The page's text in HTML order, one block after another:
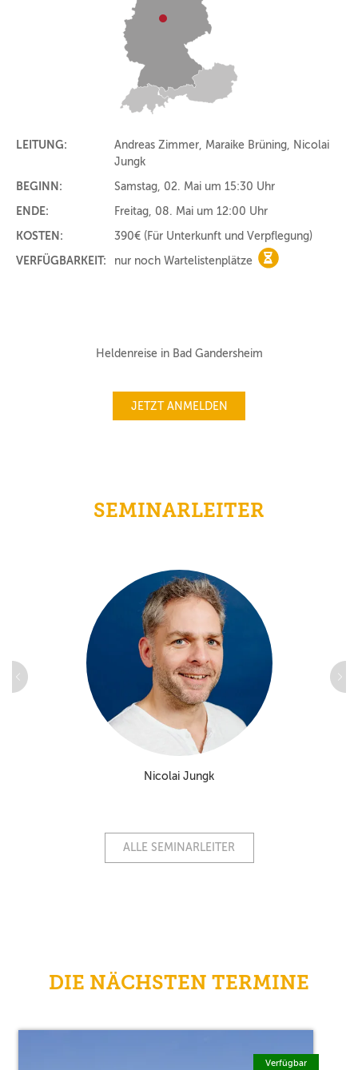
LEITUNG:
Andreas Zimmer, Maraike Brüning, Nicolai
Jungk
BEGINN:
Samstag, 02. Mai um 15:30 Uhr
ENDE:
Freitag, 08. Mai um 12:00 Uhr
KOSTEN:
390€ (Für Unterkunft und Verpflegung)
VERFÜGBARKEIT:
nur noch Wartelistenplätze nur noch
Heldenreise in Bad Gandersheim
JETZT ANMELDEN
SEMINARLEITER
Nicolai Jungk
ALLE SEMINARLEITER
DIE NÄCHSTEN TERMINE
Verfügbar